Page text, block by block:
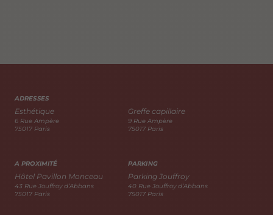
ADRESSES
Esthétique
6 Rue Ampère
75017 Paris
Greffe capillaire
9 Rue Ampère
75017 Paris
A PROXIMITÉ
Hôtel Pavillon Monceau
43 Rue Jouffroy d’Abbans
75017 Paris
PARKING
Parking Jouffroy
40 Rue Jouffroy d’Abbans
75017 Paris